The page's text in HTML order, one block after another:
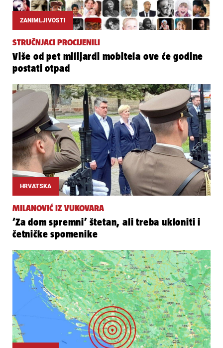
ZANIMLJIVOSTI
STRUČNJACI PROCIJENILI
Više od pet milijardi mobitela ove će godine
postati otpad
HRVATSKA
MILANOVIĆ IZ VUKOVARA
‘Za dom spremni’ štetan, ali treba ukloniti i
četničke spomenike